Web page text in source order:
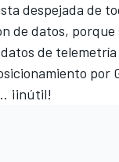
despejada de
de datos, porque
de
por
¡inútil!